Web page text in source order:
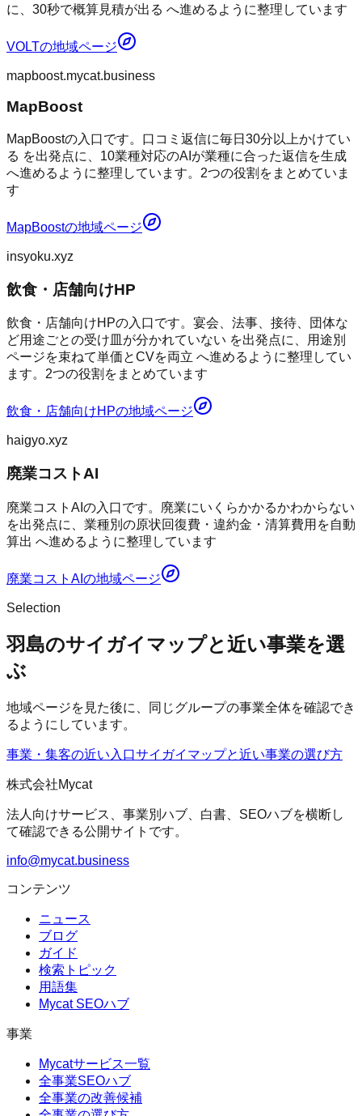
に、30秒で概算見積が出る へ進めるように整理しています
VOLTの地域ページ
mapboost.mycat.business
MapBoost
MapBoostの入口です。口コミ返信に毎日30分以上かけてい
る を出発点に、10業種対応のAIが業種に合った返信を生成
へ進めるように整理しています。2つの役割をまとめていま
す
MapBoostの地域ページ
insyoku.xyz
飲食・店舗向けHP
飲食・店舗向けHPの入口です。宴会、法事、接待、団体な
ど用途ごとの受け皿が分かれていない を出発点に、用途別
ページを束ねて単価とCVを両立 へ進めるように整理してい
ます。2つの役割をまとめています
飲食・店舗向けHPの地域ページ
haigyo.xyz
廃業コストAI
廃業コストAIの入口です。廃業にいくらかかるかわからない
を出発点に、業種別の原状回復費・違約金・清算費用を自動
算出 へ進めるように整理しています
廃業コストAI の地域ページ
Selection
羽島のサイガイマップと近い事業を選
ぶ
地域ページを見た後に、同じグループの事業全体を確認でき
るようにしています。
事業・集客の近い入口サイガイマップと近い事業の選び方
株式会社Mycat
法人向けサービス、事業別ハブ、白書、SEOハブを横断し
て確認できる公開サイトです。
info@mycat.business
コンテンツ
ニュース
ブログ
ガイド
検索トピック
用語集
Mycat SEOハブ
事業
Mycatサービス一覧
全事業SEOハブ
全事業の改善候補